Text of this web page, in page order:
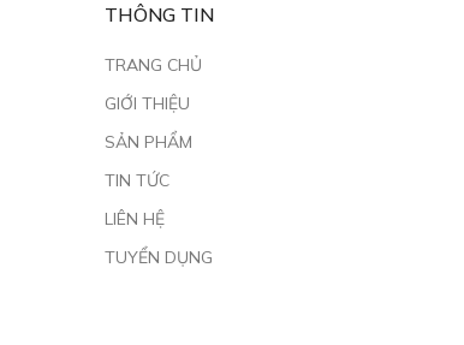
THÔNG TIN
TRANG CHỦ
GIỚI THIỆU
SẢN PHẨM
TIN TỨC
LIÊN HỆ
TUYỂN DỤNG